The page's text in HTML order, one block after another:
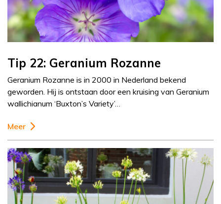
Tip 22: Geranium Rozanne
Geranium Rozanne is in 2000 in Nederland bekend
geworden. Hij is ontstaan door een kruising van Geranium
wallichianum ‘Buxton’s Variety’…
Meer